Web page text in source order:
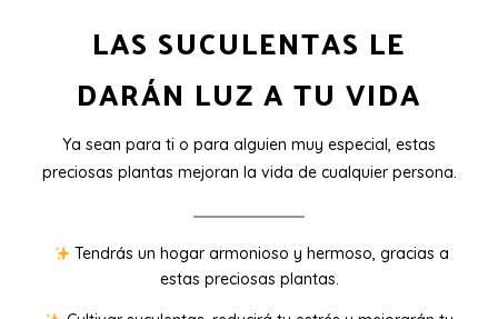
LAS SUCULENTAS LE
DARÁN LUZ A TU VIDA
Ya sean para ti o para alguien muy especial, estas
preciosas plantas mejoran la vida de cualquier persona.
Tendrás un hogar armonioso y hermoso, gracias a
estas preciosas plantas.